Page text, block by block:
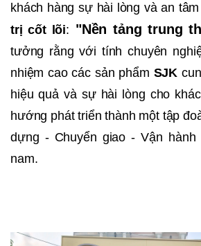
khách hàng sự hài lòng và an
trị cốt lõi: "Nền tảng trung
tưởng rằng với tính chuyên
nhiệm cao các sản phẩm SJK
hiệu quả và sự hài lòng cho
hướng phát triển thành một tập
dựng - Chuyển giao - Vận hành
nam.